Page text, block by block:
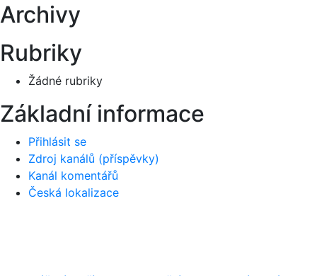
Archivy
Rubriky
Žádné rubriky
Základní informace
Přihlásit se
Zdroj kanálů (příspěvky)
Kanál komentářů
Česká lokalizace